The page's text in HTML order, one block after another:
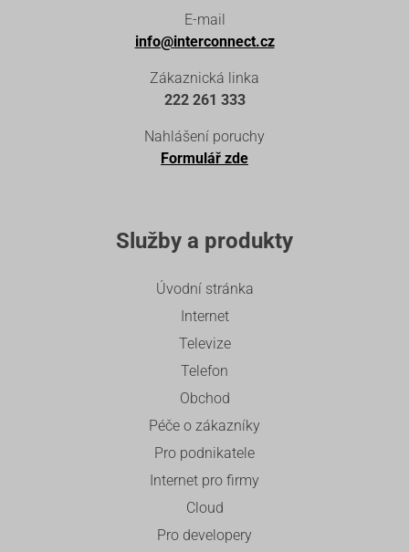
E-mail
info@interconnect.cz
Zákaznická linka
222 261 333
Nahlášení poruchy
Formulář zde
Služby a produkty
Úvodní stránka
Internet
Televize
Telefon
Obchod
Péče o zákazníky
Pro podnikatele
Internet pro firmy
Cloud
Pro developery